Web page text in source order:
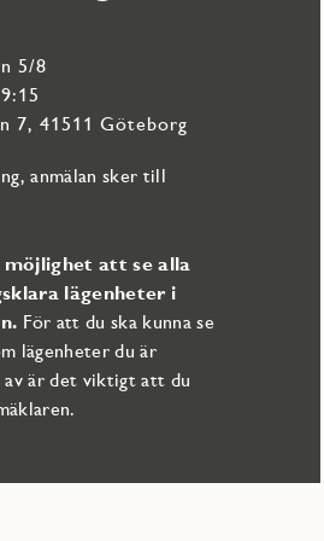
I den omedelbara närheten erbjuds
Nordens första urbana vintillverkare.
exercisområde med fotbollsplaner,
och pendeltåg tar dig snabbt
5/8
7, 41511 Göteborg
anmälan sker till
möjlighet att se alla
lägenheter i
För att du ska kunna se
lägenheter du är
av är det viktigt att du